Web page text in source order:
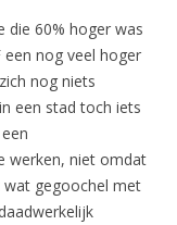
die 60% hoger was
nog veel hoger
nog niets
een stad toch iets
werken, niet omdat
wat gegoochel met